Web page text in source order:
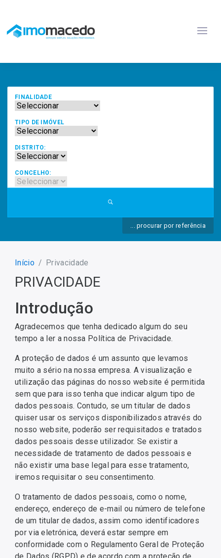
FINALIDADE
TIPO DE IMÓVEL
DISTRITO:
CONCELHO:
... procurar por referência
Início Privacidade
PRIVACIDADE
Introdução
Agradecemos que tenha dedicado algum do seu
tempo a ler a nossa Política de Privacidade.
A proteção de dados é um assunto que levamos
muito a sério na nossa empresa. A visualização e
utilização das páginas do nosso website é permitida
sem que para isso tenha que indicar algum tipo de
dados pessoais. Contudo, se um titular de dados
quiser usar os serviços disponibilizados através do
nosso website, poderão ser requisitados e tratados
dados pessoais desse utilizador. Se existir a
necessidade de tratamento de dados pessoais e
não existir uma base legal para esse tratamento,
iremos requisitar o seu consentimento.
O tratamento de dados pessoais, como o nome,
endereço, endereço de e-mail ou número de telefone
de um titular de dados, assim como identificadores
por via eletrónica, deverá estar sempre em
conformidade com o Regulamento Geral de Proteção